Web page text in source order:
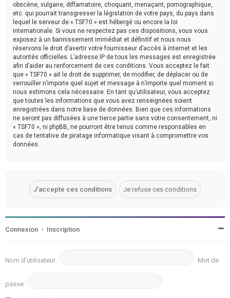
obscène, vulgaire, diffamatoire, choquant, menaçant, pornographique,
etc. qui pourrait transgresser la législation de votre pays, du pays dans
lequel le serveur de « TSF70 » est hébergé ou encore la loi
internationale. Si vous ne respectez pas ces dispositions, vous vous
exposez à un bannissement immédiat et définitif et nous nous
réservons le droit d’avertir votre fournisseur d’accès à internet et les
autorités officielles. L’adresse IP de tous les messages est enregistrée
afin d’aider au renforcement de ces conditions. Vous acceptez le fait
que « TSF70 » ait le droit de supprimer, de modifier, de déplacer ou de
verrouiller n’importe quel sujet et message à n’importe quel moment si
nous estimons cela nécessaire. En tant qu’utilisateur, vous acceptez
que toutes les informations que vous avez renseignées soient
enregistrées dans notre base de données. Bien que ces informations
ne seront pas diffusées à une tierce partie sans votre consentement, ni
« TSF70 », ni phpBB, ne pourront être tenus comme responsables en
cas de tentative de piratage informatique visant à compromettre vos
données.
Connexion • Inscription
Nom d’utilisateur : Mot de
passe :